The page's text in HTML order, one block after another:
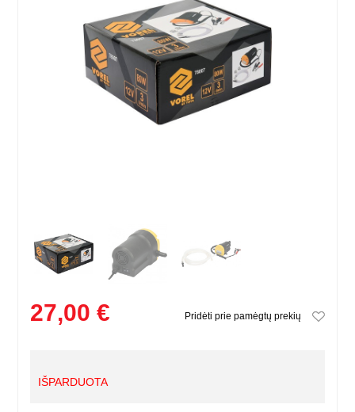
27,00 € Pridėti prie pamėgtų prekių
IŠPARDUOTA